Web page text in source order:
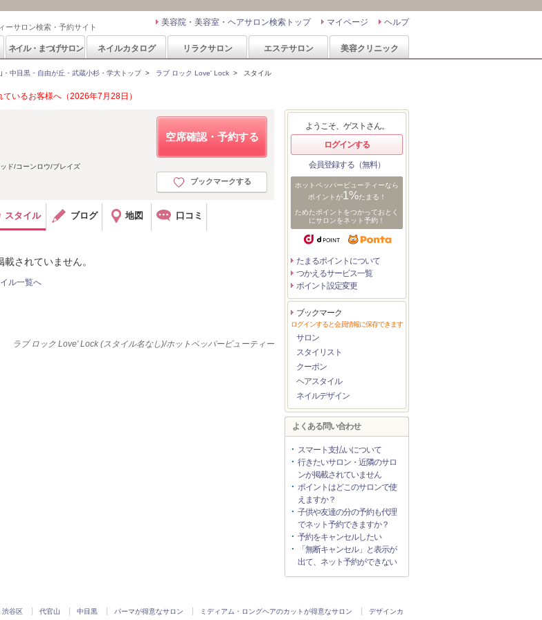
ーサロン検索・予約サイト ヘルプ
マイページ
美容院・美容室・ヘアサロン検索トップ
ネイル・まつげサロン ネイルカタログ リラクサロン エステサロン 美容クリニック
・中目黒・自由が丘・武蔵小杉・学大トップ> ラブ ロック Love' Lock > スタイル
いるお客様へ（2026年7月28日）
空席確認・予約する
ブックマークする
ド/コーンロウ/ブレイズ
スタイル ブログ 地図 口コミ
されていません。
ル一覧へ
ラブ ロック Love' Lock (スタイル名なし)/ホットペッパービューティー
ようこそ、ゲストさん。
ログインする
会員登録する（無料）
ホットペッパービューティーなら
ポイントが1%たまる！
ためたポイントをつかっておとく
にサロンをネット予約！
たまるポイントについて
つかえるサービス一覧
ポイント設定変更
ブックマーク
ログインすると会員情報に保存できます
サロン
スタイリスト
クーポン
ヘアスタイル
ネイルデザイン
よくある問い合わせ
スマート支払いについて
行きたいサロン・近隣のサロ
ンが掲載されていません
ポイントはどこのサロンで使
えますか？
子供や友達の分の予約も代理
でネット予約できますか？
予約をキャンセルしたい
「無断キャンセル」と表示が
出て、ネット予約ができない
渋谷区 代官山 中目黒 パーマが得意なサロン ミディアム・ロングヘアのカットが得意なサロン デザインカ